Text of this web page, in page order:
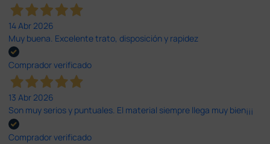
14 Abr 2026
Muy buena. Excelente trato, disposición y rapidez
Comprador verificado
13 Abr 2026
Son muy serios y puntuales. El material siempre llega muy bien¡¡¡
Comprador verificado